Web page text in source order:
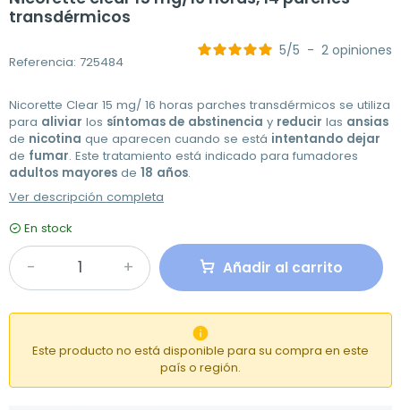
transdérmicos
Referencia: 725484
5/5 - 2 opiniones
Nicorette Clear 15 mg/ 16 horas parches transdérmicos se utiliza
para aliviar los síntomas de abstinencia y reducir las ansias
de nicotina que aparecen cuando se está intentando dejar
de fumar. Este tratamiento está indicado para fumadores
adultos mayores de 18 años.
Ver descripción completa
En stock
Añadir al carrito

Este producto no está disponible para su compra en este
país o región.